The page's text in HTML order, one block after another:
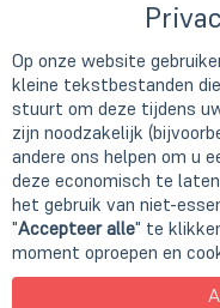
Argus IT-410-S - USB
fach USB 3.0 Hub
Art.-Nr.A55683
Op onze website
kleine tekstbestanden
stuurt om deze tijdens
zijn noodzakelijk
andere ons helpen om u
deze economisch te
het gebruik van niet-
"Accepteer alle" te
moment oproepen en